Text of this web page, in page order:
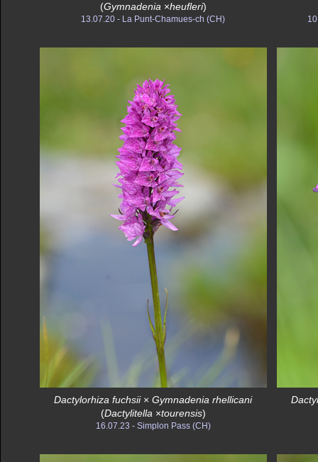
(Gymnadenia ×heufleri)
13.07.20 - La Punt-Chamues-ch (CH)
Dactylorhiza fuchsii × Gymnadenia rhellicani
(Dactylitella ×tourensis)
16.07.23 - Simplon Pass (CH)